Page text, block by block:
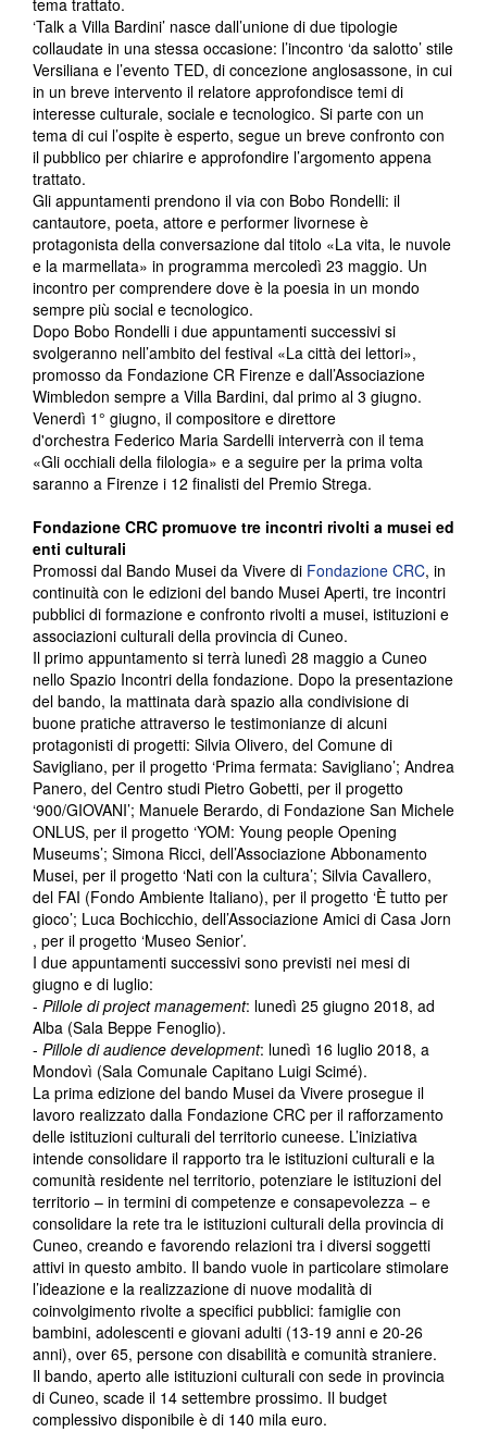
tema trattato.
‘Talk a Villa Bardini’ nasce dall’unione di due tipologie
collaudate in una stessa occasione: l’incontro ‘da salotto’ stile
Versiliana e l’evento TED, di concezione anglosassone, in cui
in un breve intervento il relatore approfondisce temi di
interesse culturale, sociale e tecnologico. Si parte con un
tema di cui l’ospite è esperto, segue un breve confronto con
il pubblico per chiarire e approfondire l’argomento appena
trattato.
Gli appuntamenti prendono il via con Bobo Rondelli: il
cantautore, poeta, attore e performer livornese è
protagonista della conversazione dal titolo «La vita, le nuvole
e la marmellata» in programma mercoledì 23 maggio. Un
incontro per comprendere dove è la poesia in un mondo
sempre più social e tecnologico.
Dopo Bobo Rondelli i due appuntamenti successivi si
svolgeranno nell’ambito del festival «La città dei lettori»,
promosso da Fondazione CR Firenze e dall’Associazione
Wimbledon sempre a Villa Bardini, dal primo al 3 giugno.
Venerdì 1° giugno, il compositore e direttore
d'orchestra Federico Maria Sardelli interverrà con il tema
«Gli occhiali della filologia» e a seguire per la prima volta
saranno a Firenze i 12 finalisti del Premio Strega.
Fondazione CRC promuove tre incontri rivolti a musei ed
enti culturali
Promossi dal Bando Musei da Vivere di Fondazione CRC, in
continuità con le edizioni del bando Musei Aperti, tre incontri
pubblici di formazione e confronto rivolti a musei, istituzioni e
associazioni culturali della provincia di Cuneo.
Il primo appuntamento si terrà lunedì 28 maggio a Cuneo
nello Spazio Incontri della fondazione. Dopo la presentazione
del bando, la mattinata darà spazio alla condivisione di
buone pratiche attraverso le testimonianze di alcuni
protagonisti di progetti: Silvia Olivero, del Comune di
Savigliano, per il progetto ‘Prima fermata: Savigliano’; Andrea
Panero, del Centro studi Pietro Gobetti, per il progetto
‘900/GIOVANI’; Manuele Berardo, di Fondazione San Michele
ONLUS, per il progetto ‘YOM: Young people Opening
Museums’; Simona Ricci, dell’Associazione Abbonamento
Musei, per il progetto ‘Nati con la cultura’; Silvia Cavallero,
del FAI (Fondo Ambiente Italiano), per il progetto ‘È tutto per
gioco’; Luca Bochicchio, dell’Associazione Amici di Casa Jorn
, per il progetto ‘Museo Senior’.
I due appuntamenti successivi sono previsti nei mesi di
giugno e di luglio:
- Pillole di project management: lunedì 25 giugno 2018, ad
Alba (Sala Beppe Fenoglio).
- Pillole di audience development: lunedì 16 luglio 2018, a
Mondovì (Sala Comunale Capitano Luigi Scimé).
La prima edizione del bando Musei da Vivere prosegue il
lavoro realizzato dalla Fondazione CRC per il rafforzamento
delle istituzioni culturali del territorio cuneese. L’iniziativa
intende consolidare il rapporto tra le istituzioni culturali e la
comunità residente nel territorio, potenziare le istituzioni del
territorio – in termini di competenze e consapevolezza − e
consolidare la rete tra le istituzioni culturali della provincia di
Cuneo, creando e favorendo relazioni tra i diversi soggetti
attivi in questo ambito. Il bando vuole in particolare stimolare
l’ideazione e la realizzazione di nuove modalità di
coinvolgimento rivolte a specifici pubblici: famiglie con
bambini, adolescenti e giovani adulti (13-19 anni e 20-26
anni), over 65, persone con disabilità e comunità straniere.
Il bando, aperto alle istituzioni culturali con sede in provincia
di Cuneo, scade il 14 settembre prossimo. Il budget
complessivo disponibile è di 140 mila euro.